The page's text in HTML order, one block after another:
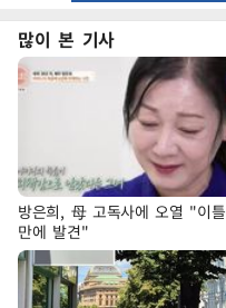
많이 본 기사
방은희, 母 고독사에 오열 "이틀
만에 발견"